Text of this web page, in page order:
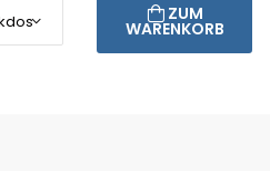
ZUM
WARENKORB